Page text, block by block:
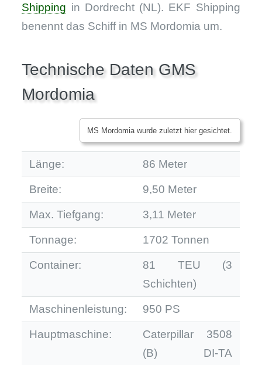
Shipping in Dordrecht (NL). EKF Shipping
benennt das Schiff in MS Mordomia um.
Technische Daten GMS
Mordomia
MS Mordomia wurde zuletzt hier gesichtet.
Länge: 86 Meter
Breite: 9,50 Meter
Max. Tiefgang: 3,11 Meter
Tonnage: 1702 Tonnen
Container:
81 TEU (3
Schichten)
Maschinenleistung: 950 PS
Hauptmaschine:
Caterpillar 3508
(B) DI-TA